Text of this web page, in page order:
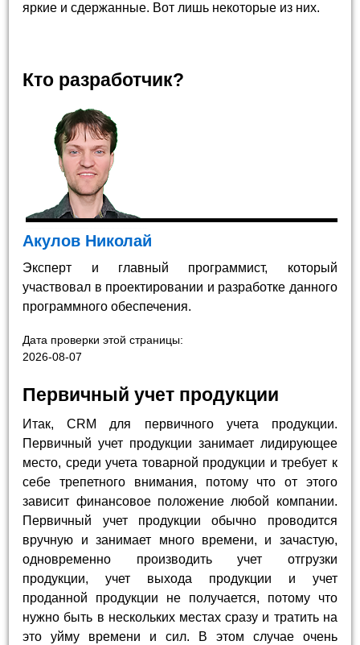
яркие и сдержанные. Вот лишь некоторые из них.
Кто разработчик?
Акулов Николай
Эксперт и главный программист, который
участвовал в проектировании и разработке данного
программного обеспечения.
Дата проверки этой страницы:
2026-08-07
Первичный учет продукции
Итак, CRM для первичного учета продукции.
Первичный учет продукции занимает лидирующее
место, среди учета товарной продукции и требует к
себе трепетного внимания, потому что от этого
зависит финансовое положение любой компании.
Первичный учет продукции обычно проводится
вручную и занимает много времени, и зачастую,
одновременно производить учет отгрузки
продукции, учет выхода продукции и учет
проданной продукции не получается, потому что
нужно быть в нескольких местах сразу и тратить на
это уйму времени и сил. В этом случае очень